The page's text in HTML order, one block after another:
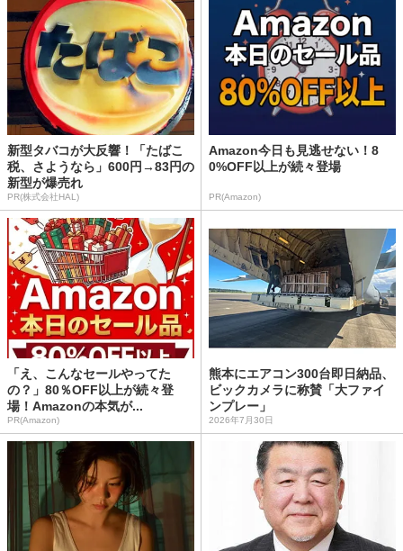
新型タバコが大反響！「たばこ
税、さようなら」600円→83円の
新型が爆売れ
PR(株式会社HAL)
Amazon今日も見逃せない！8
0%OFF以上が続々登場
PR(Amazon)
「え、こんなセールやってた
の？」80％OFF以上が続々登
場！Amazonの本気が...
PR(Amazon)
熊本にエアコン300台即日納品、
ビックカメラに称賛「大ファイ
ンプレー」
2026年7月30日